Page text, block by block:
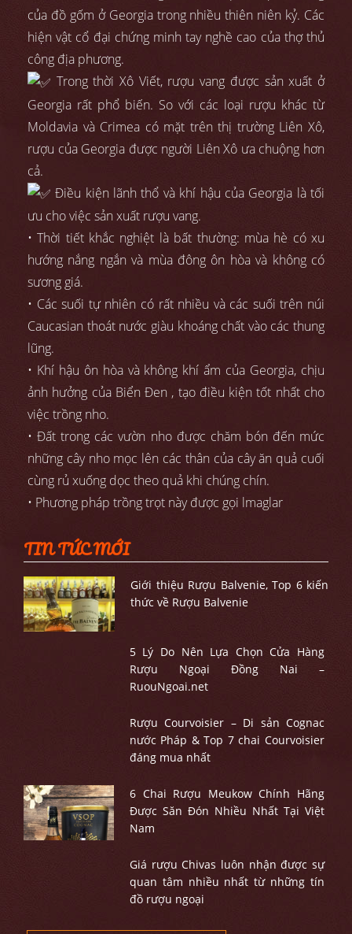
của đồ gốm ở Georgia trong nhiều thiên niên kỷ. Các
hiện vật cổ đại chứng minh tay nghề cao của thợ thủ
công địa phương.
Trong thời Xô Viết, rượu vang được sản xuất ở
Georgia rất phổ biến. So với các loại rượu khác từ
Moldavia và Crimea có mặt trên thị trường Liên Xô,
rượu của Georgia được người Liên Xô ưa chuộng hơn
cả.
Điều kiện lãnh thổ và khí hậu của Georgia là tối
ưu cho việc sản xuất rượu vang.
• Thời tiết khắc nghiệt là bất thường: mùa hè có xu
hướng nắng ngắn và mùa đông ôn hòa và không có
sương giá.
• Các suối tự nhiên có rất nhiều và các suối trên núi
Caucasian thoát nước giàu khoáng chất vào các thung
lũng.
• Khí hậu ôn hòa và không khí ẩm của Georgia, chịu
ảnh hưởng của Biển Đen , tạo điều kiện tốt nhất cho
việc trồng nho.
• Đất trong các vườn nho được chăm bón đến mức
những cây nho mọc lên các thân của cây ăn quả cuối
cùng rủ xuống dọc theo quả khi chúng chín.
• Phương pháp trồng trọt này được gọi lmaglar
TIN TỨC MỚI
Giới thiệu Rượu Balvenie, Top 6 kiến
thức về Rượu Balvenie
5 Lý Do Nên Lựa Chọn Cửa Hàng
Rượu Ngoại Đồng Nai –
RuouNgoai.net
Rượu Courvoisier – Di sản Cognac
nước Pháp & Top 7 chai Courvoisier
đáng mua nhất
6 Chai Rượu Meukow Chính Hãng
Được Săn Đón Nhiều Nhất Tại Việt
Nam
Giá rượu Chivas luôn nhận được sự
quan tâm nhiều nhất từ những tín
đồ rượu ngoại